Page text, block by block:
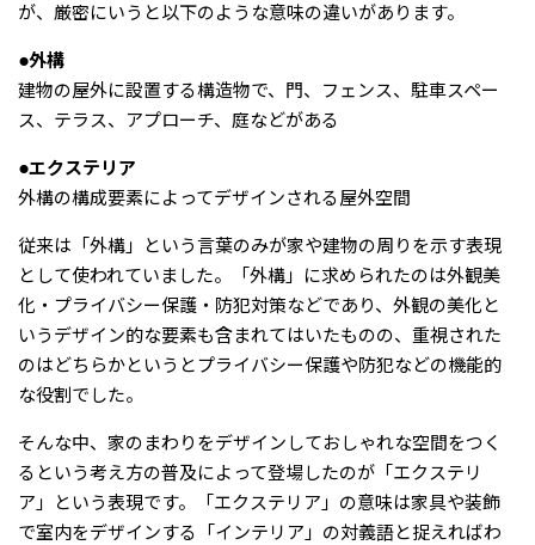
が、厳密にいうと以下のような意味の違いがあります。
●外構
建物の屋外に設置する構造物で、門、フェンス、駐車スペー
ス、テラス、アプローチ、庭などがある
●エクステリア
外構の構成要素によってデザインされる屋外空間
従来は「外構」という言葉のみが家や建物の周りを示す表現
として使われていました。「外構」に求められたのは外観美
化・プライバシー保護・防犯対策などであり、外観の美化と
いうデザイン的な要素も含まれてはいたものの、重視された
のはどちらかというとプライバシー保護や防犯などの機能的
な役割でした。
そんな中、家のまわりをデザインしておしゃれな空間をつく
るという考え方の普及によって登場したのが「エクステリ
ア」という表現です。「エクステリア」の意味は家具や装飾
で室内をデザインする「インテリア」の対義語と捉えればわ